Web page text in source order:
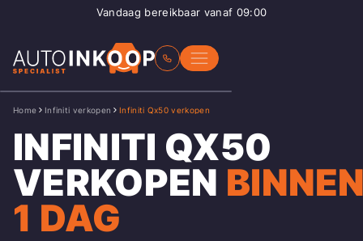
Vandaag bereikbaar vanaf 09:00
Home Infiniti verkopen Infiniti Qx50 verkopen
INFINITI QX50
VERKOPEN
1 DAG